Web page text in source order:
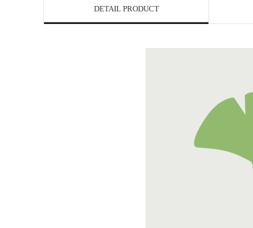
DETAIL PRODUCT